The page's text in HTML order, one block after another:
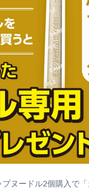
ヌードル2個購入で「